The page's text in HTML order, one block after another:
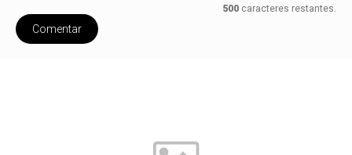
500caracteres restantes.
Comentar